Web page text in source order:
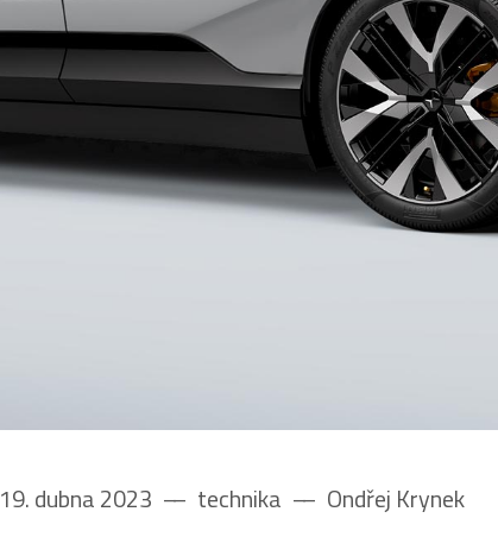
19. dubna 2023 –– technika –– Ondřej Krynek